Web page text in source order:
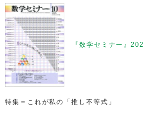
『数学セミナー』
特集＝これが私の「推し不等式」